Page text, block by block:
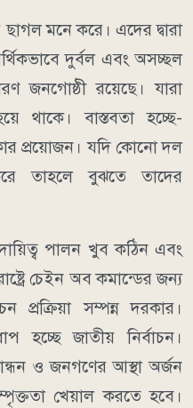
মনে করে। এদের দ্বারা
দুর্বল এবং অসচ্ছল
জনগোষ্ঠী রয়েছে। যারা
থাকে। বাস্তবতা হচ্ছে-
প্রয়োজন। যদি কোনো দল
তাহলে বুঝতে তাদের
পালন খুব কঠিন এবং
চেইন অব কমান্ডের জন্য
প্রক্রিয়া সম্পন্ন দরকার।
হচ্ছে জাতীয় নির্বাচন।
ও জনগণের আস্থা অর্জন
খেয়াল করতে হবে।